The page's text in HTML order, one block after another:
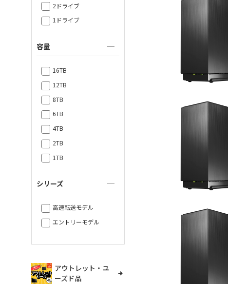
2ドライブ
1ドライブ
容量
16TB
12TB
8TB
6TB
4TB
2TB
1TB
シリーズ
高速転送モデル
エントリーモデル
アウトレット・ユ
ーズド品